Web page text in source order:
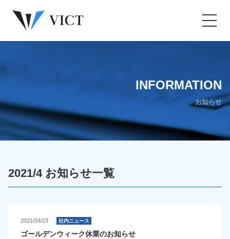
INFORMATION
お知らせ
2021/4 お知らせ一覧
2021/04/23 社内ニュース
ゴールデンウィーク休業のお知らせ